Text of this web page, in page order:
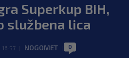
Superkup BiH,
službena lica
16:57 NOGOMET 0